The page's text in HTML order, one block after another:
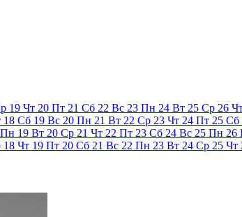
19 Чт 20 Пт 21 Сб 22 Вс 23 Пн 24 Вт 25 Ср 26
18 Сб 19 Вс 20 Пн 21 Вт 22 Ср 23 Чт 24 Пт 25 Сб
Пн 19 Вт 20 Ср 21 Чт 22 Пт 23 Сб 24 Вс 25 Пн 26
18 Чт 19 Пт 20 Сб 21 Вс 22 Пн 23 Вт 24 Ср 25 Чт